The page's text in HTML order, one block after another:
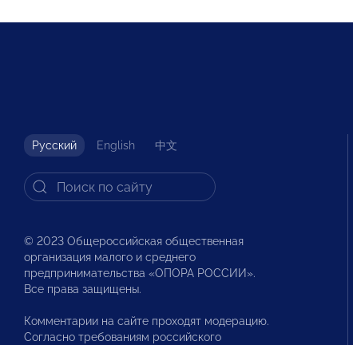
Русский English 中文
© 2023 Общероссийская общественная
организация малого и среднего
предпринимательства «ОПОРА РОССИИ».
Все права защищены.
Комментарии на сайте проходят модерацию.
Согласно требованиям российского